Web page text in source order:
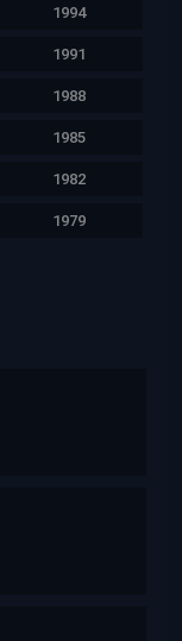
1994
1991
1988
1985
1982
1979